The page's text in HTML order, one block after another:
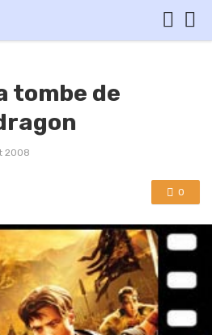
tombe de
2008
0